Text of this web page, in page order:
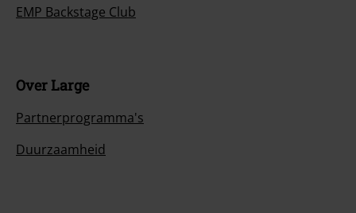
EMP Backstage Club
Over Large
Partnerprogramma's
Duurzaamheid